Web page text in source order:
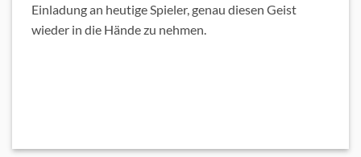
Einladung an heutige Spieler, genau diesen Geist
wieder in die Hände zu nehmen.